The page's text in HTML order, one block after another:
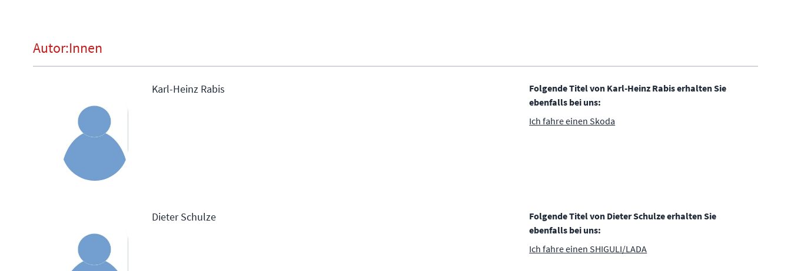
Autor:Innen
Karl-Heinz Rabis
Folgende Titel von Karl-Heinz Rabis erhalten Sie
ebenfalls bei uns:
Ich fahre einen Skoda
Dieter Schulze
Folgende Titel von Dieter Schulze erhalten Sie
ebenfalls bei uns:
Ich fahre einen SHIGULI/LADA